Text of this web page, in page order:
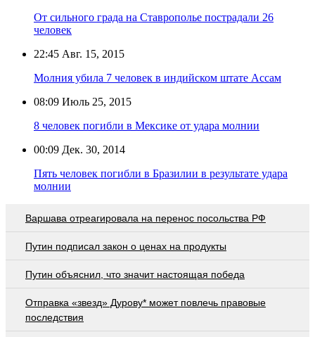
От сильного града на Ставрополье пострадали 26
человек
22:45 Авг. 15, 2015
Молния убила 7 человек в индийском штате Ассам
08:09 Июль 25, 2015
8 человек погибли в Мексике от удара молнии
00:09 Дек. 30, 2014
Пять человек погибли в Бразилии в результате удара
молнии
Варшава отреагировала на перенос посольства РФ
Путин подписал закон о ценах на продукты
Путин объяснил, что значит настоящая победа
Отправка «звезд» Дурову* может повлечь правовые
последствия